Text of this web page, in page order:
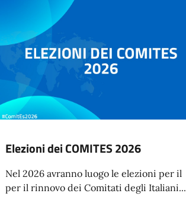
Elezioni dei COMITES 2026
Nel 2026 avranno luogo le elezioni per il
per il rinnovo dei Comitati degli Italiani...